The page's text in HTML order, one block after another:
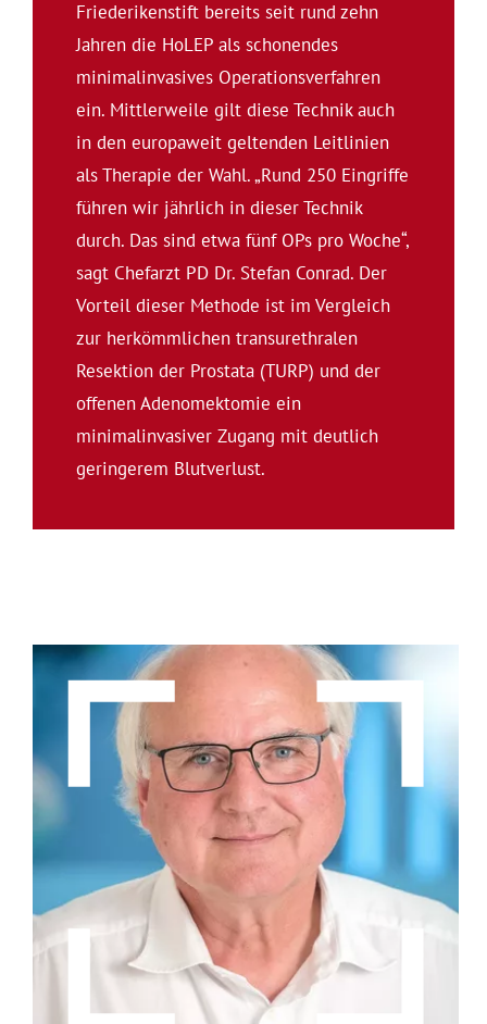
Friederikenstift bereits seit rund zehn
Jahren die HoLEP als schonendes
minimalinvasives Operationsverfahren
ein. Mittlerweile gilt diese Technik auch
in den europaweit geltenden Leitlinien
als Therapie der Wahl. „Rund 250 Eingriffe
führen wir jährlich in dieser Technik
durch. Das sind etwa fünf OPs pro Woche“,
sagt Chefarzt PD Dr. Stefan Conrad. Der
Vorteil dieser Methode ist im Vergleich
zur herkömmlichen transurethralen
Resektion der Prostata (TURP) und der
offenen Adenomektomie ein
minimalinvasiver Zugang mit deutlich
geringerem Blutverlust.